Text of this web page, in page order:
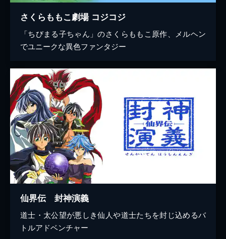
さくらももこ劇場 コジコジ
「ちびまる子ちゃん」のさくらももこ原作、メルヘン
でユニークな異色ファンタジー
仙界伝 封神演義
道士・太公望が悪しき仙人や道士たちを封じ込めるバ
トルアドベンチャー